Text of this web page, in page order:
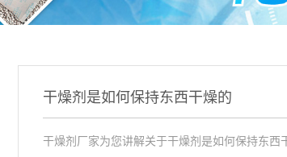
干燥剂是如何保持东西干燥的
干燥剂厂家为您讲解关于干燥剂是如何保持东西